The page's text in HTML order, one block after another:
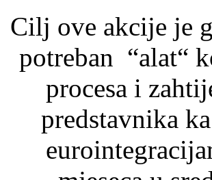
Cilj ove akcije je
potreban “alat“
procesa i
predstavnika